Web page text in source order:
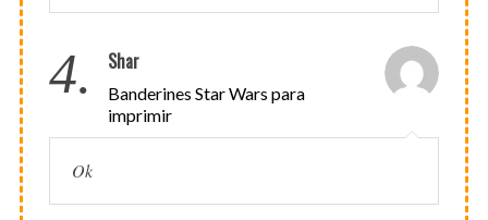
4. Shar
Banderines Star Wars para
imprimir
Ok